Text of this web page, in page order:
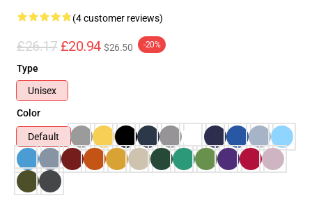
(4 customer reviews)
£26.17 £20.94 $26.50 -20%
Type
Unisex
Color
Default